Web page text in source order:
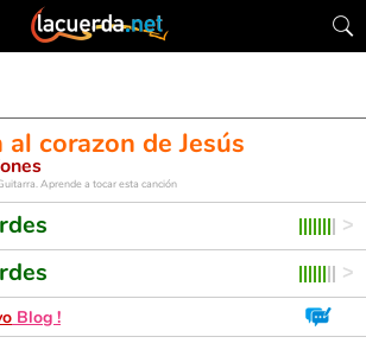
al corazon de Jesús
Aprende a tocar esta canción
Blog !